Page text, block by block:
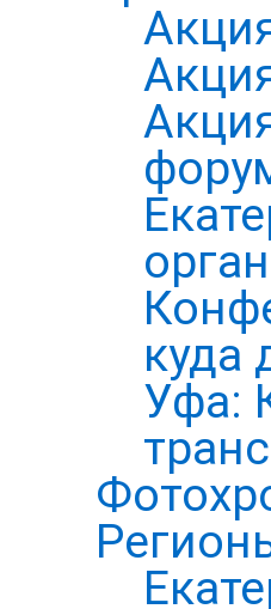
куда
Уфа: